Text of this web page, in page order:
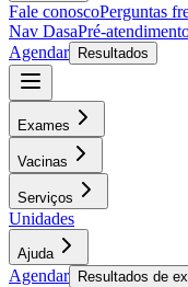
Fale conoscoPerguntas
Nav DasaPré-
Agendar
Resultados
Exames
Vacinas
Serviços
Unidades
Ajuda
Agendar Resultados de